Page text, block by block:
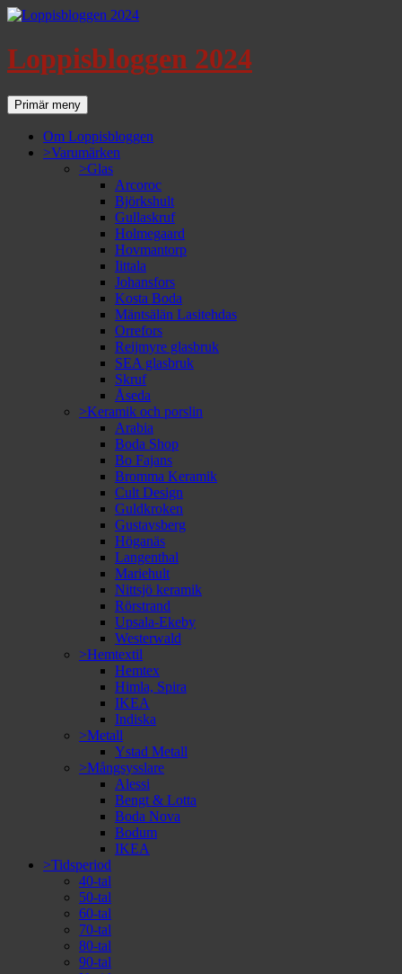
Loppisbloggen 2024
SökPrimär meny
till
innehåll
Om Loppisbloggen
>Varumärken
>Glas
Arcoroc
Björkshult
Gullaskruf
Holmegaard
Hovmantorp
Iittala
Johansfors
Kosta Boda
Mäntsälän Lasitehdas
Orrefors
Reijmyre glasbruk
SEA glasbruk
Skruf
Åseda
>Keramik och porslin
Arabia
Boda Shop
Bo Fajans
Bromma Keramik
Cult Design
Guldkroken
Gustavsberg
Höganäs
Langenthal
Mariehult
Nittsjö keramik
Rörstrand
Upsala-Ekeby
Westerwald
>Hemtextil
Hemtex
Himla, Spira
IKEA
Indiska
>Metall
Ystad Metall
>Mångsysslare
Alessi
Bengt & Lotta
Boda Nova
Bodum
IKEA
>Tidsperiod
40-tal
50-tal
60-tal
70-tal
80-tal
90-tal